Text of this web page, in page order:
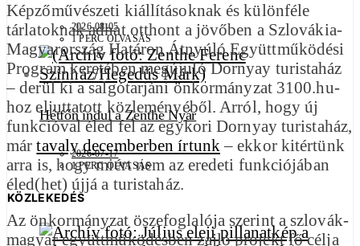
2026-08-05
1 PERC OLVASÁS
Hétfőn indul a Zenthe Nyár
2026-07-17
1 PERC OLVASÁS
KÖZLEKEDÉS
Képzőművészeti kiállításoknak és különféle
tárlatoknak adhat otthont a jövőben a Szlovákia-
Magyarország Határon Átnyúló Együttműködési
Program keretében megújuló Dornyay turistaház
– derül ki a salgótarjáni önkormányzat 3100.hu-
hoz eljuttatott közleményéből. Arról, hogy új
funkcióval éled fel az egykori Dornyay turistaház,
mártavaly decemberben írtunk – ekkor kitértünk
arra is, hogy miért nem az eredeti funkciójában
éled(het) újjá a turistaház.
Az önkormányzat öszefoglalója szerint a szlovák-
magyar együttműködésben zajló projekt fő célja